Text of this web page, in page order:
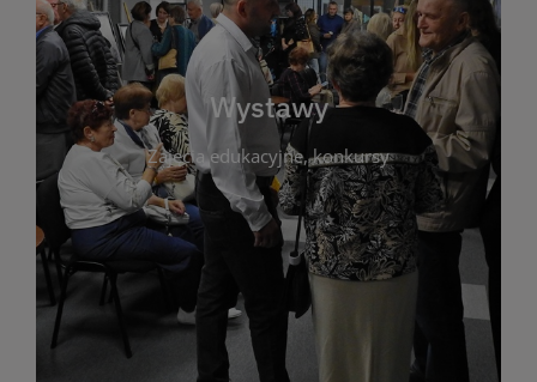
Wystawy
Zajęcia edukacyjne, konkursy
Wystawy
Biblioteka organizuje prezentujące zarówno
sztukę lokalnych twórców, jak i zbiory tematyczne.
W tej sekcji znajdziesz informacje o aktualnych
ekspozycjach oraz archiwum wystaw z
poprzednich lat. Prezentowane prace obejmują
malarstwo, fotografię, rękodzieło i inne formy
artystyczne. Każda wystawa to wyjątkowa okazja
do kontaktu z kulturą i sztuką w przestrzeni
biblioteki. Serdecznie zapraszamy wszystkich